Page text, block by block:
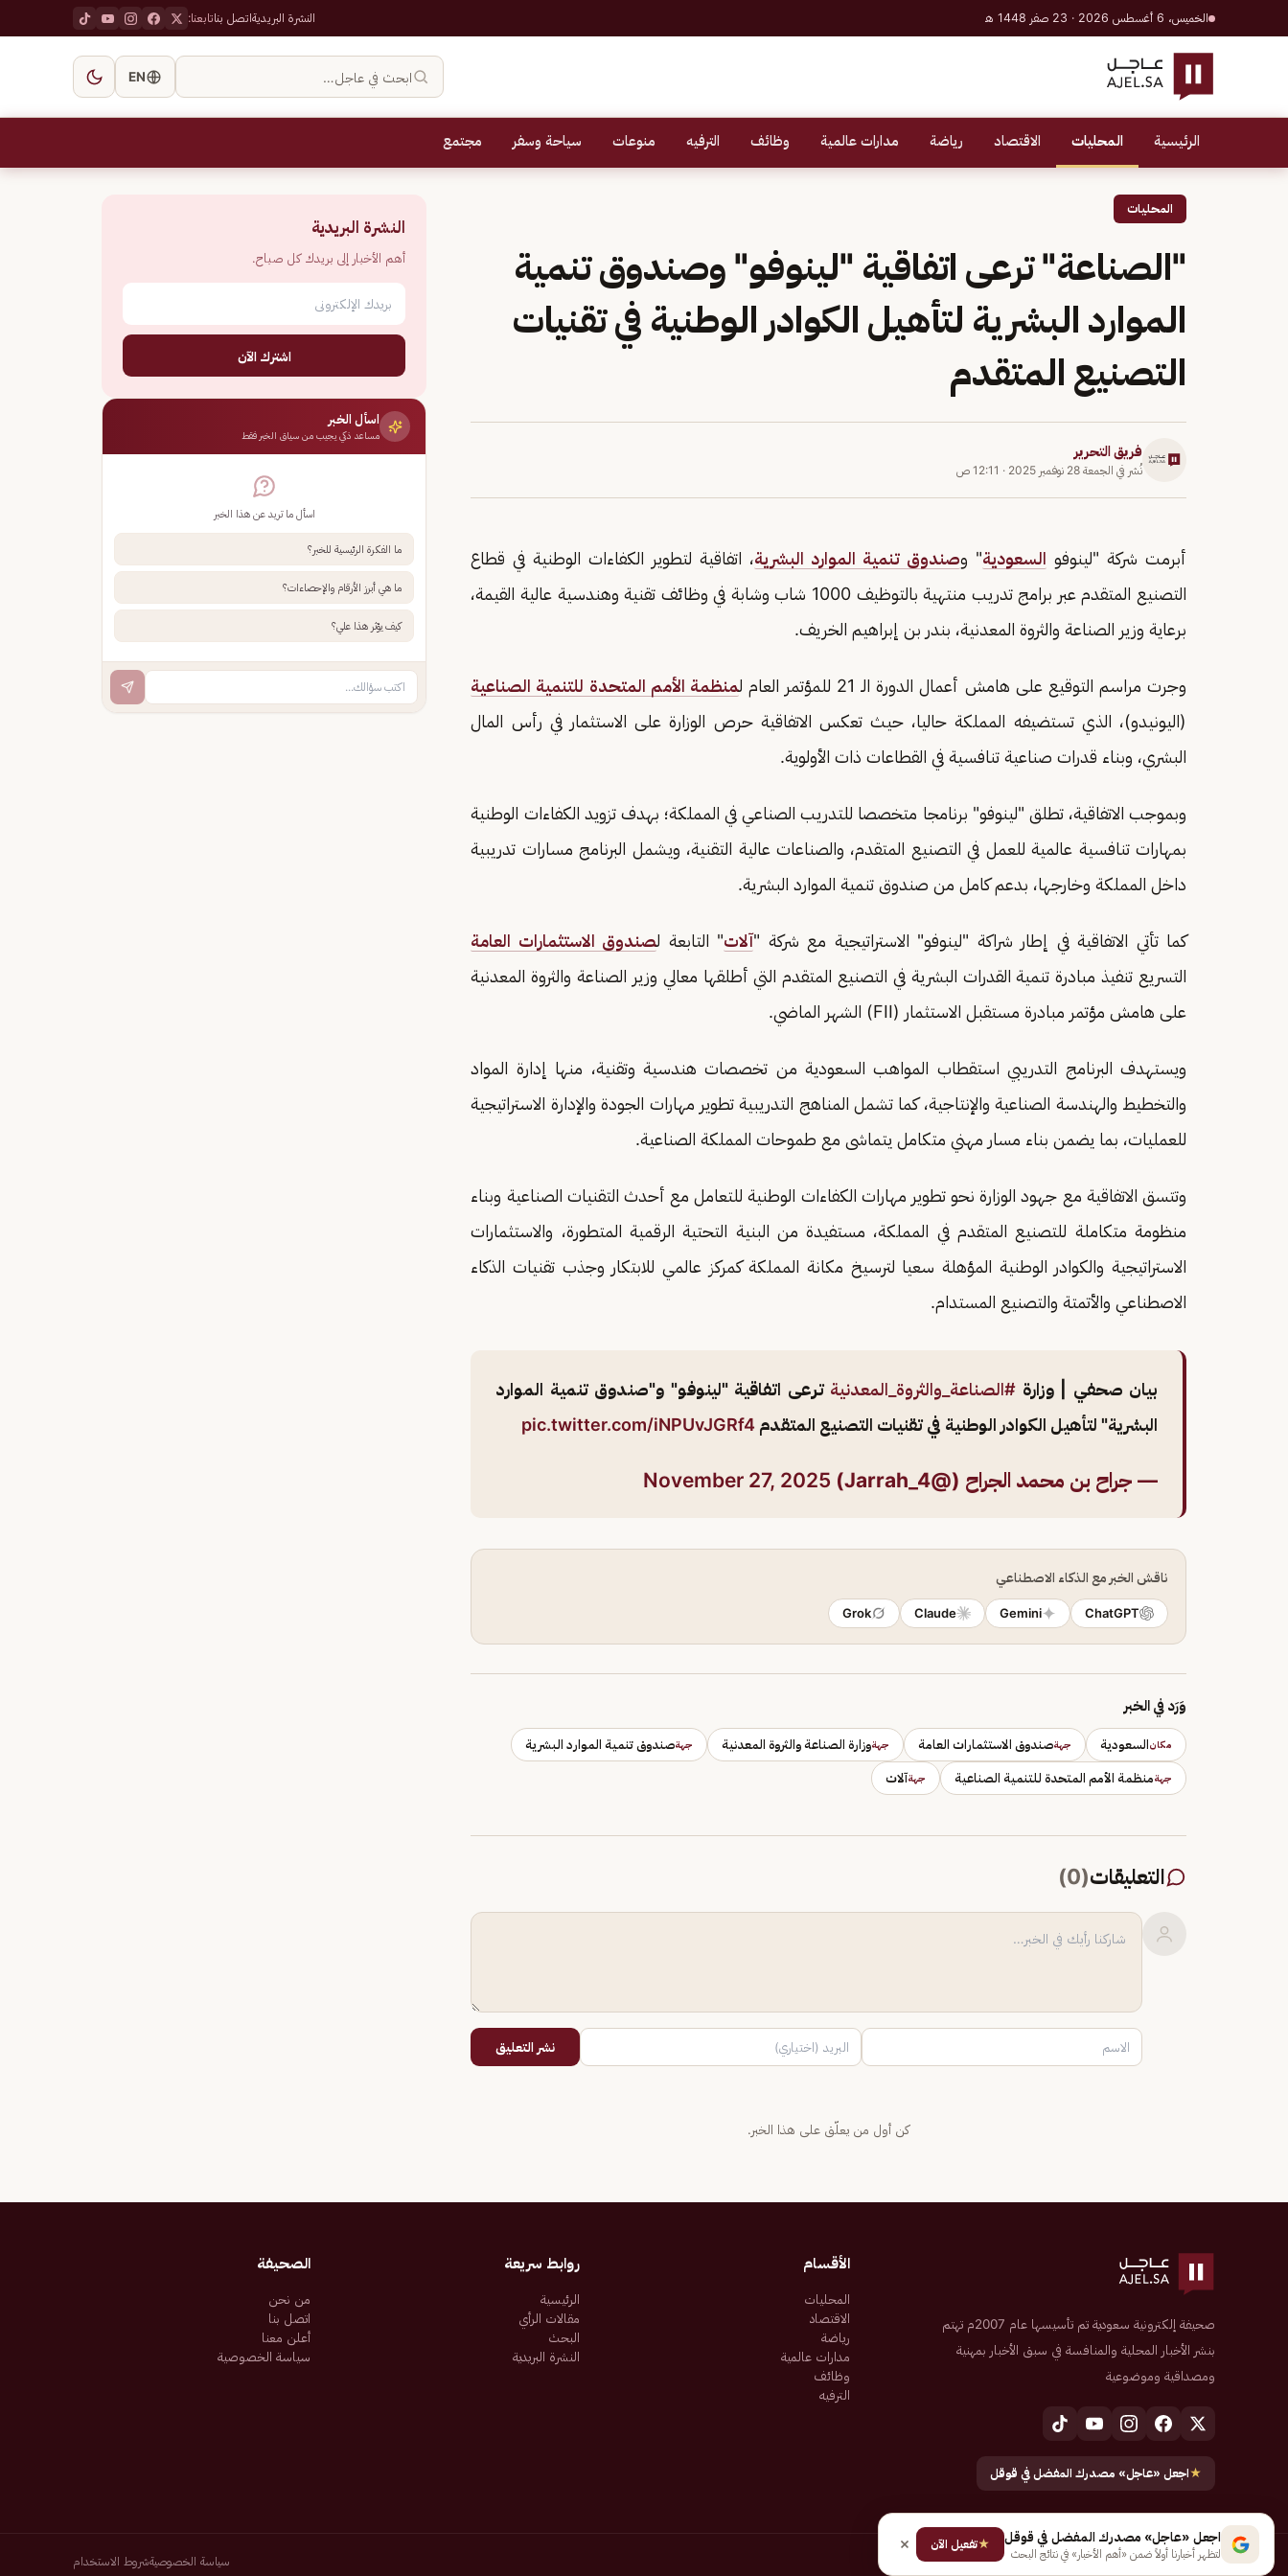
الخميس، 6 أغسطس 2026 · 23 صفر 1448 هـ النشرة البريديةاتصل بناتابعنا:
ابحث في عاجل… EN
الرئيسية المحليات الاقتصاد رياضة مدارات عالمية وظائف الترفيه منوعات سياحة وسفر مجتمع
المحليات
"الصناعة" ترعى اتفاقية "لينوفو" وصندوق تنمية
الموارد البشرية لتأهيل الكوادر الوطنية في تقنيات
التصنيع المتقدم
فريق التحرير
نُشر في الجمعة 28 نوفمبر 2025 · 12:11 ص
أبرمت شركة "لينوفو السعودية" وصندوق تنمية الموارد البشرية، اتفاقية لتطوير الكفاءات الوطنية في قطاع
التصنيع المتقدم عبر برامج تدريب منتهية بالتوظيف 1000 شاب وشابة في وظائف تقنية وهندسية عالية القيمة،
برعاية وزير الصناعة والثروة المعدنية، بندر بن إبراهيم الخريف.
وجرت مراسم التوقيع على هامش أعمال الدورة الـ 21 للمؤتمر العام ل
منظمة الأمم المتحدة للتنمية الصناعية
(اليونيدو)، الذي تستضيفه المملكة حاليا، حيث تعكس الاتفاقية حرص الوزارة على الاستثمار في رأس المال
البشري، وبناء قدرات صناعية تنافسية في القطاعات ذات الأولوية.
وبموجب الاتفاقية، تطلق "لينوفو" برنامجا متخصصا للتدريب الصناعي في المملكة؛ بهدف تزويد الكفاءات الوطنية
بمهارات تنافسية عالمية للعمل في التصنيع المتقدم، والصناعات عالية التقنية، ويشمل البرنامج مسارات تدريبية
داخل المملكة وخارجها، بدعم كامل من صندوق تنمية الموارد البشرية.
كما تأتي الاتفاقية في إطار شراكة "لينوفو" الاستراتيجية مع شركة "آلات" التابعة لصندوق الاستثمارات العامة
التسريع تنفيذ مبادرة تنمية القدرات البشرية في التصنيع المتقدم التي أطلقها معالي وزير الصناعة والثروة المعدنية
على هامش مؤتمر مبادرة مستقبل الاستثمار (FII) الشهر الماضي.
ويستهدف البرنامج التدريبي استقطاب المواهب السعودية من تخصصات هندسية وتقنية، منها إدارة المواد
والتخطيط والهندسة الصناعية والإنتاجية، كما تشمل المناهج التدريبية تطوير مهارات الجودة والإدارة الاستراتيجية
للعمليات، بما يضمن بناء مسار مهني متكامل يتماشى مع طموحات المملكة الصناعية.
وتتسق الاتفاقية مع جهود الوزارة نحو تطوير مهارات الكفاءات الوطنية للتعامل مع أحدث التقنيات الصناعية وبناء
منظومة متكاملة للتصنيع المتقدم في المملكة، مستفيدة من البنية التحتية الرقمية المتطورة، والاستثمارات
الاستراتيجية والكوادر الوطنية المؤهلة سعيا لترسيخ مكانة المملكة كمركز عالمي للابتكار وجذب تقنيات الذكاء
الاصطناعي والأتمتة والتصنيع المستدام.
بيان صحفي | وزارة #الصناعة_والثروة_المعدنية ترعى اتفاقية "لينوفو" و"صندوق تنمية الموارد
البشرية" لتأهيل الكوادر الوطنية في تقنيات التصنيع المتقدم pic.twitter.com/iNPUvJGRf4
— جراح بن محمد الجراح (@Jarrah_4) November 27, 2025
ناقش الخبر مع الذكاء الاصطناعي
ChatGPT
Gemini
Claude
Grok
وَرَد في الخبر
مكانالسعودية جهةصندوق الاستثمارات العامة جهةوزارة الصناعة والثروة المعدنية جهةصندوق تنمية الموارد البشرية
جهةمنظمة الأمم المتحدة للتنمية الصناعية جهةآلات
التعليقات(
0
)
نشر التعليق
كن أول من يعلّق على هذا الخبر.
النشرة البريدية
أهم الأخبار إلى بريدك كل صباح.
اشترك الآن
اسأل الخبر
مساعد ذكي يجيب من سياق الخبر فقط
اسأل ما تريد عن هذا الخبر
ما الفكرة الرئيسية للخبر؟
ما هي أبرز الأرقام والإحصاءات؟
كيف يؤثر هذا علي؟
صحيفة إلكترونية سعودية تم تأسيسها عام 2007م تهتم
بنشر الأخبار المحلية والمنافسة في سبق الأخبار بمهنية
ومصداقية وموضوعية
★اجعل «عاجل» مصدرك المفضل في قوقل
الأقسام
المحليات
الاقتصاد
رياضة
مدارات عالمية
وظائف
الترفيه
روابط سريعة
الرئيسية
مقالات الرأي
البحث
النشرة البريدية
الصحيفة
من نحن
اتصل بنا
أعلن معنا
سياسة الخصوصية
جميع الحقوق محفوظة لـ شركة إيجاز للنشر الإلكتروني المالكة لصحيفة عاجل سياسة الخصوصيةشروط الاستخدام
اجعل «عاجل» مصدرك المفضل في قوقل
لتظهر أخبارنا أولاً ضمن «أهم الأخبار» في نتائج البحث
★تفعيل الآن